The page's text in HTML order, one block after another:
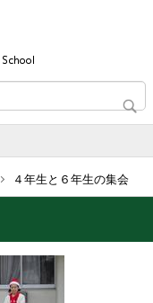
４年生と６年生の集会